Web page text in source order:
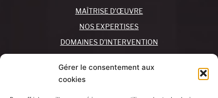
Gérer le consentement aux
cookies
MAÎTRISE D’ŒUVRE
NOS EXPERTISES
DOMAINES D’INTERVENTION
REJOIGNEZ-NOUS !